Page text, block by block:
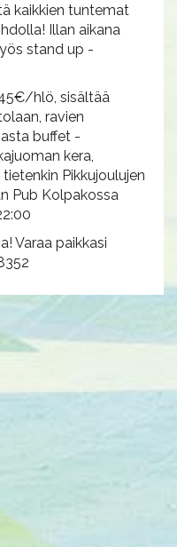
kaikkien tuntemat
Illan aikana
stand up -
hlö, sisältää
ravien
buffet -
kera,
Pikkujoulujen
Pub Kolpakossa
Varaa paikkasi